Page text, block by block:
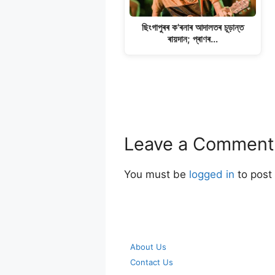
ছিংগাপুৰৰ ক'ৰনাৰ আদালতৰ চূড়ান্ত
ৰায়দান; প্ৰাণৰ…
Leave a Comment
You must be logged in to post
About Us
Contact Us